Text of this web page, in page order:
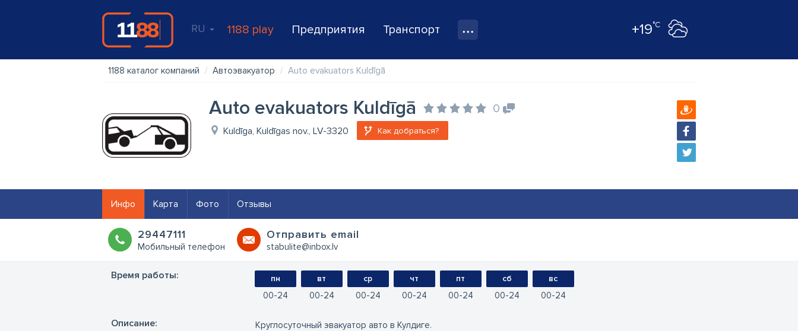
RU 1188 play Предприятия Транспорт +19°C
1188 каталог компаний Автоэвакуатор Auto evakuators Kuldīgā
Auto evakuators Kuldīgā 0
Kuldīga, Kuldīgas nov., LV-3320 Как добраться?
Инфо Карта Фото Отзывы
29447111
Мобильный телефон
Oтправить email
stabulite@inbox.lv
Время работы: пн
00 24
вт
00 24
ср
00 24
чт
00 24
пт
00 24
сб
00 24
вс
00 24
Oписание: Круглосуточный эвакуатор авто в Кулдиге.